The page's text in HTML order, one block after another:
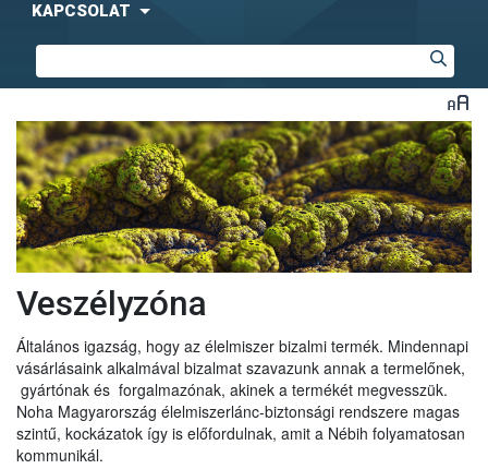
KAPCSOLAT
Veszélyzóna
Általános igazság, hogy az élelmiszer bizalmi termék. Mindennapi
vásárlásaink alkalmával bizalmat szavazunk annak a termelőnek,
gyártónak és forgalmazónak, akinek a termékét megvesszük.
Noha Magyarország élelmiszerlánc-biztonsági rendszere magas
szintű, kockázatok így is előfordulnak, amit a Nébih folyamatosan
kommunikál.